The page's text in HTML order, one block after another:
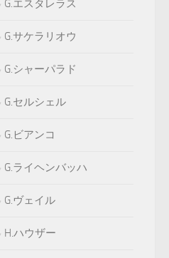
G.エスタレラス
G.サケラリオウ
G.シャーパラド
G.セルシェル
G.ビアンコ
G.ライヘンバッハ
G.ヴェイル
H.ハウザー